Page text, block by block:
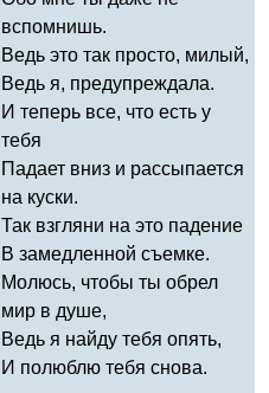
вспомнишь.
Ведь это так просто, милый,
Ведь я, предупреждала.
И теперь все, что есть у
тебя
Падает вниз и рассыпается
на куски.
Так взгляни на это падение
В замедленной съемке.
Молюсь, чтобы ты обрел
мир в душе,
Ведь я найду тебя опять,
И полюблю тебя снова.